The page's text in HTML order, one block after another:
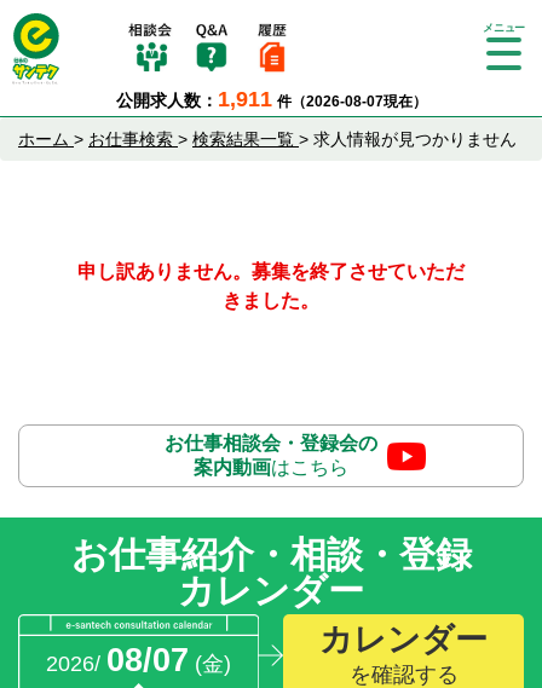
公開求人数： 1,911 件（2026-08-07現在）
Tog
ion
ホーム > お仕事検索 > 検索結果一覧 > 求人情報が見つかりません
申し訳ありません。募集を終了させていただ
きました。
お仕事相談会・登録会の
案内動画はこちら
お仕事紹介・相談・登録
カレンダー
2026/ 08/07 (金)
カレンダー
を確認する